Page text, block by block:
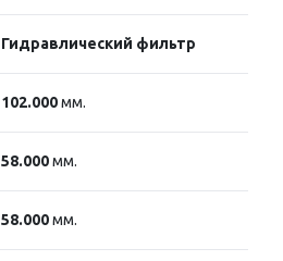
Гидравлический фильтр
102.000мм.
58.000мм.
58.000мм.